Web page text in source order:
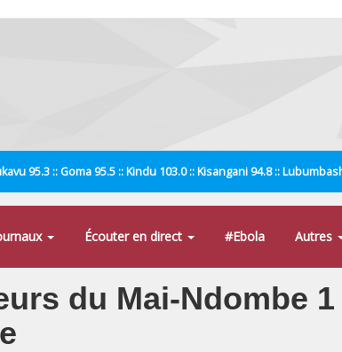
95.3 :: Goma 95.5 :: Kindu 103.0 :: Kisangani 94.8 ::
Écouter en direct #Ebola Autres
du Mai-Ndombe